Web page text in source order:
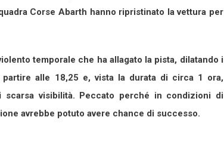
Corse Abarth hanno ripristinato la vettura per
temporale che ha allagato la pista, dilatando i
alle 18,25 e, vista la durata di circa 1 ora,
visibilità. Peccato perché in condizioni di
avrebbe potuto avere chance di successo.